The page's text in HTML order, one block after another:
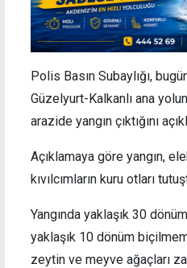
Polis Basın Subaylığı,
Güzelyurt-Kalkanlı ana
arazide yangın çıktığını
Açıklamaya göre yangın,
kıvılcımların kuru otları
Yangında yaklaşık 30
yaklaşık 10 dönüm
zeytin ve meyve ağaçları